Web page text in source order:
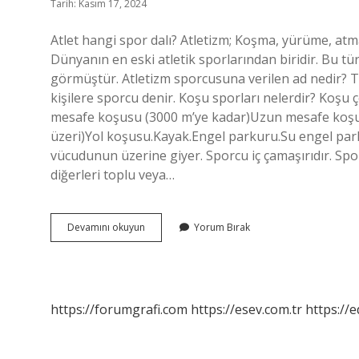
Tarih: Kasım 17, 2024
Atlet hangi spor dalı? Atletizm; Koşma, yürüme,
Dünyanın en eski atletik sporlarından biridir. Bu
görmüştür. Atletizm sporcusuna verilen ad nedir?
kişilere sporcu denir. Koşu sporları nelerdir? Koşu
mesafe koşusu (3000 m’ye kadar)Uzun mesafe
üzeri)Yol koşusu.Kayak.Engel parkuru.Su engel
vücudunun üzerine giyer. Sporcu iç çamaşırıdır.
diğerleri toplu veya…
Devamını okuyun
Hangi
Yorum Bırak
https://forumgrafi.com https://esev.com.tr https://